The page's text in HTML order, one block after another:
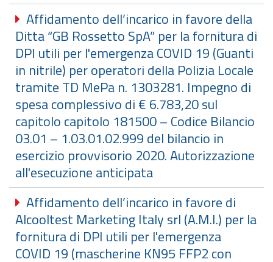
Affidamento dell’incarico in favore della
Ditta “GB Rossetto SpA” per la fornitura di
DPI utili per l'emergenza COVID 19 (Guanti
in nitrile) per operatori della Polizia Locale
tramite TD MePa n. 1303281. Impegno di
spesa complessivo di € 6.783,20 sul
capitolo capitolo 181500 – Codice Bilancio
03.01 – 1.03.01.02.999 del bilancio in
esercizio provvisorio 2020. Autorizzazione
all'esecuzione anticipata
Affidamento dell’incarico in favore di
Alcooltest Marketing Italy srl (A.M.I.) per la
fornitura di DPI utili per l'emergenza
COVID 19 (mascherine KN95 FFP2 con